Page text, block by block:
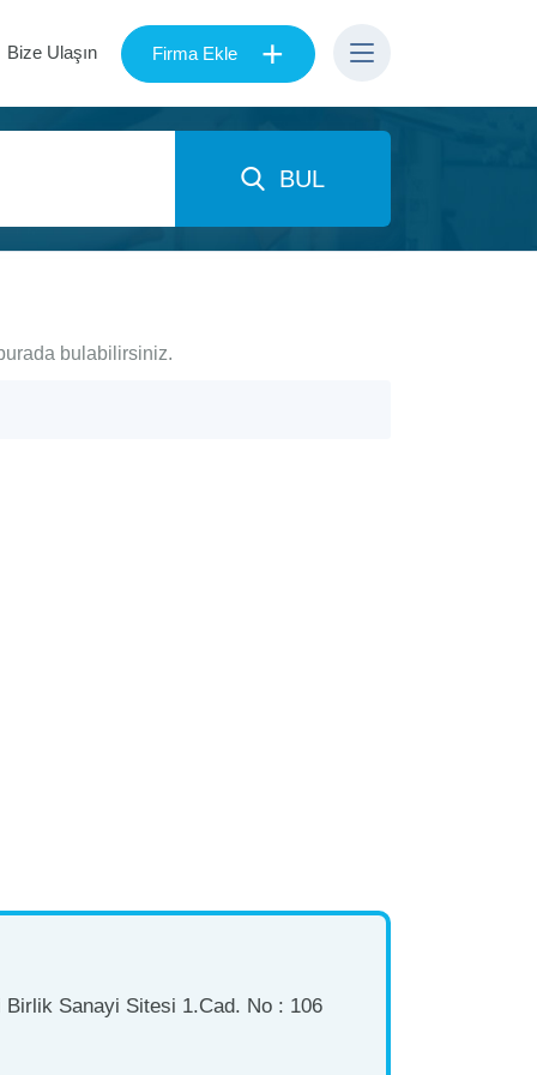
Bize Ulaşın Firma Ekle +
BUL
bulabilirsiniz.
Sanayi Sitesi 1.Cad. No : 106